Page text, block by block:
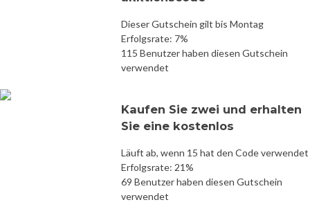
Dieser Gutschein gilt bis Montag
Erfolgsrate: 7%
115 Benutzer haben diesen Gutschein
verwendet
Kaufen Sie zwei und erhalten
Sie eine kostenlos
Läuft ab, wenn 15 hat den Code verwendet
Erfolgsrate: 21%
69 Benutzer haben diesen Gutschein
verwendet